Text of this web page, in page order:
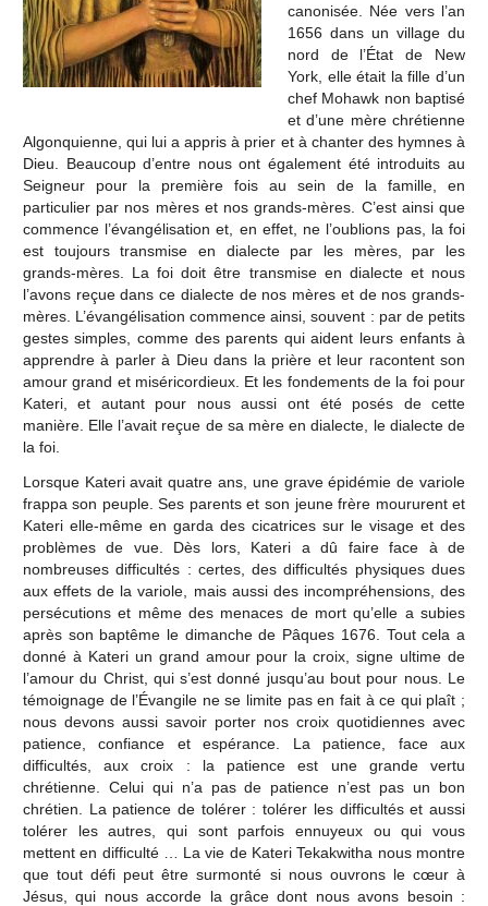
canonisée. Née vers l’an
1656 dans un village du
nord de l’État de New
York, elle était la fille d’un
chef Mohawk non baptisé
et d’une mère chrétienne
Algonquienne, qui lui a appris à prier et à chanter des hymnes à
Dieu. Beaucoup d’entre nous ont également été introduits au
Seigneur pour la première fois au sein de la famille, en
particulier par nos mères et nos grands-mères. C’est ainsi que
commence l’évangélisation et, en effet, ne l’oublions pas, la foi
est toujours transmise en dialecte par les mères, par les
grands-mères. La foi doit être transmise en dialecte et nous
l’avons reçue dans ce dialecte de nos mères et de nos grands-
mères. L’évangélisation commence ainsi, souvent : par de petits
gestes simples, comme des parents qui aident leurs enfants à
apprendre à parler à Dieu dans la prière et leur racontent son
amour grand et miséricordieux. Et les fondements de la foi pour
Kateri, et autant pour nous aussi ont été posés de cette
manière. Elle l’avait reçue de sa mère en dialecte, le dialecte de
la foi.
Lorsque Kateri avait quatre ans, une grave épidémie de variole
frappa son peuple. Ses parents et son jeune frère moururent et
Kateri elle-même en garda des cicatrices sur le visage et des
problèmes de vue. Dès lors, Kateri a dû faire face à de
nombreuses difficultés : certes, des difficultés physiques dues
aux effets de la variole, mais aussi des incompréhensions, des
persécutions et même des menaces de mort qu’elle a subies
après son baptême le dimanche de Pâques 1676. Tout cela a
donné à Kateri un grand amour pour la croix, signe ultime de
l’amour du Christ, qui s’est donné jusqu’au bout pour nous. Le
témoignage de l’Évangile ne se limite pas en fait à ce qui plaît ;
nous devons aussi savoir porter nos croix quotidiennes avec
patience, confiance et espérance. La patience, face aux
difficultés, aux croix : la patience est une grande vertu
chrétienne. Celui qui n’a pas de patience n’est pas un bon
chrétien. La patience de tolérer : tolérer les difficultés et aussi
tolérer les autres, qui sont parfois ennuyeux ou qui vous
mettent en difficulté … La vie de Kateri Tekakwitha nous montre
que tout défi peut être surmonté si nous ouvrons le cœur à
Jésus, qui nous accorde la grâce dont nous avons besoin :